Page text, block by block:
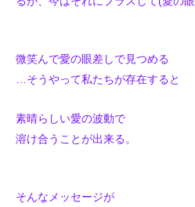
微笑んで愛の眼差しで見つめる
…そうやって私たちが存在すると
素晴らしい愛の波動で
溶け合うことが出来る。
そんなメッセージが